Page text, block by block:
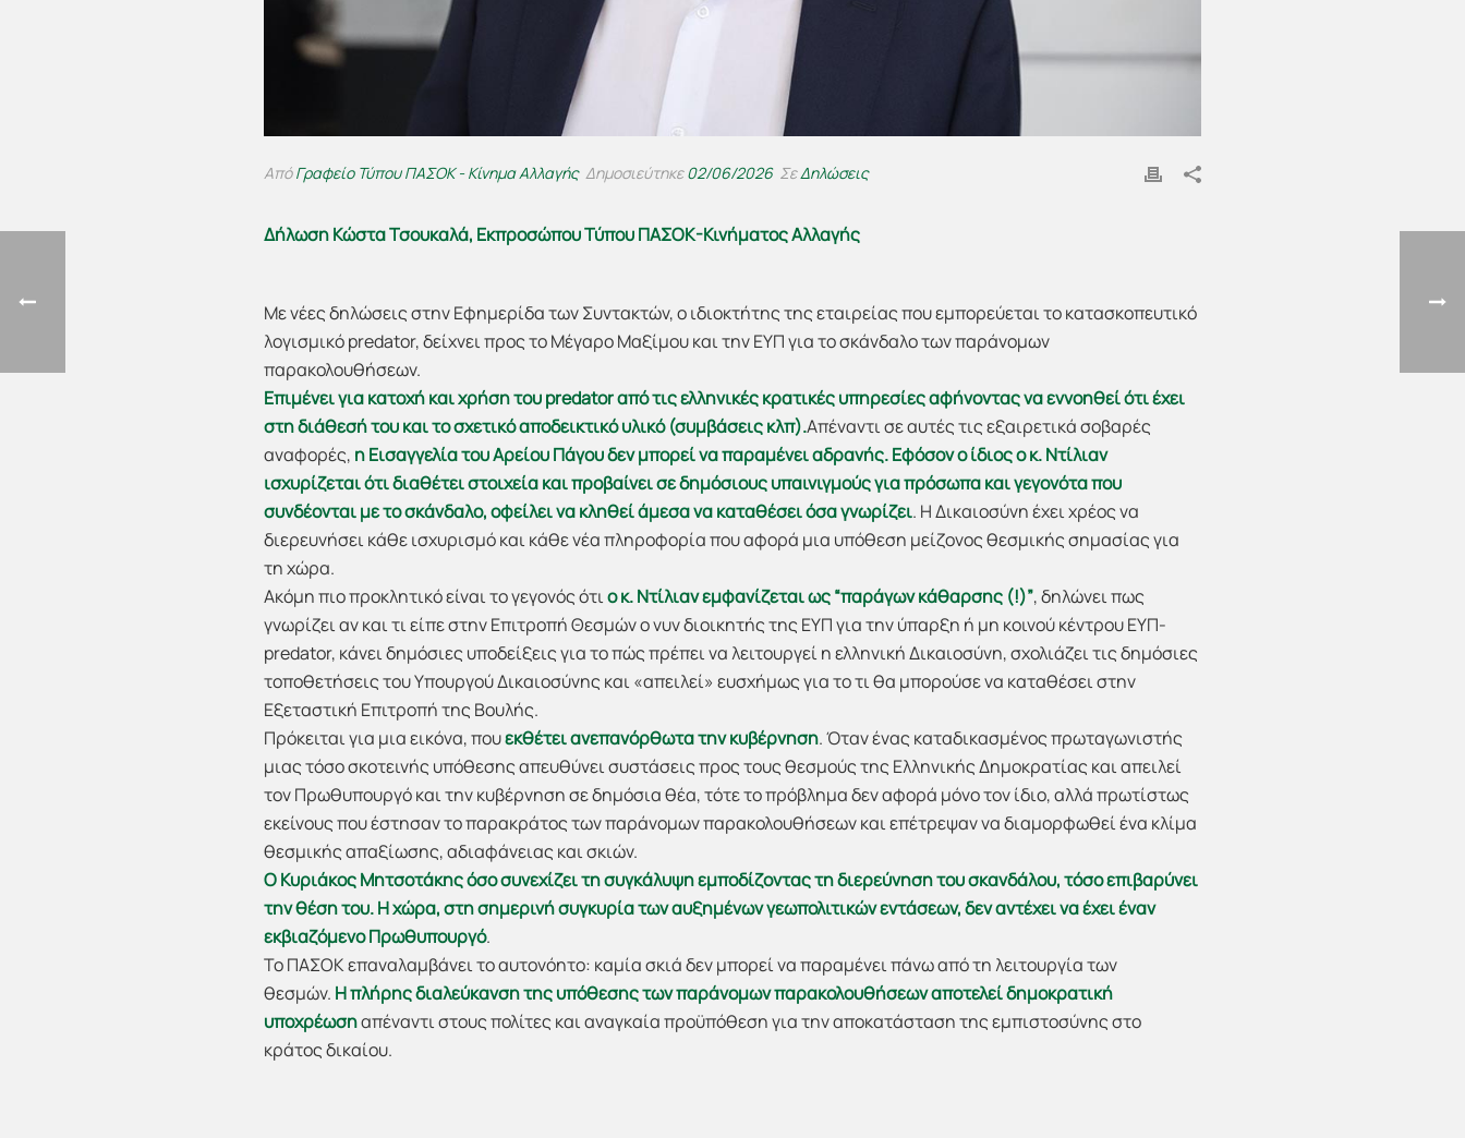
ΑπόΓραφείο Τύπου ΠΑΣΟΚ - Κίνημα Αλλαγής Δημοσιεύτηκε02/06/2026 ΣεΔηλώσεις
Δήλωση Κώστα Τσουκαλά, Εκπροσώπου Τύπου ΠΑΣΟΚ-Κινήματος Αλλαγής
Με νέες δηλώσεις στην Εφημερίδα των Συντακτών, ο ιδιοκτήτης της εταιρείας που εμπορεύεται το κατασκοπευτικό
λογισμικό predator, δείχνει προς το Μέγαρο Μαξίμου και την ΕΥΠ για το σκάνδαλο των παράνομων
παρακολουθήσεων.
Επιμένει για κατοχή και χρήση του predator από τις ελληνικές κρατικές υπηρεσίες αφήνοντας να εννοηθεί ότι έχει
στη διάθεσή του και το σχετικό αποδεικτικό υλικό (συμβάσεις κλπ).Απέναντι σε αυτές τις εξαιρετικά σοβαρές
αναφορές, η Εισαγγελία του Αρείου Πάγου δεν μπορεί να παραμένει αδρανής. Εφόσον ο ίδιος ο κ. Ντίλιαν
ισχυρίζεται ότι διαθέτει στοιχεία και προβαίνει σε δημόσιους υπαινιγμούς για πρόσωπα και γεγονότα που
συνδέονται με το σκάνδαλο, οφείλει να κληθεί άμεσα να καταθέσει όσα γνωρίζει. Η Δικαιοσύνη έχει χρέος να
διερευνήσει κάθε ισχυρισμό και κάθε νέα πληροφορία που αφορά μια υπόθεση μείζονος θεσμικής σημασίας για
τη χώρα.
Ακόμη πιο προκλητικό είναι το γεγονός ότιο κ. Ντίλιαν εμφανίζεται ως “παράγων κάθαρσης (!)”, δηλώνει πως
γνωρίζει αν και τι είπε στην Επιτροπή Θεσμών ο νυν διοικητής της ΕΥΠ για την ύπαρξη ή μη κοινού κέντρου ΕΥΠ-
predator, κάνει δημόσιες υποδείξεις για το πώς πρέπει να λειτουργεί η ελληνική Δικαιοσύνη, σχολιάζει τις δημόσιες
τοποθετήσεις του Υπουργού Δικαιοσύνης και «απειλεί» ευσχήμως για το τι θα μπορούσε να καταθέσει στην
Εξεταστική Επιτροπή της Βουλής.
Πρόκειται για μια εικόνα, πουεκθέτει ανεπανόρθωτα την κυβέρνηση. Όταν ένας καταδικασμένος πρωταγωνιστής
μιας τόσο σκοτεινής υπόθεσης απευθύνει συστάσεις προς τους θεσμούς της Ελληνικής Δημοκρατίας και απειλεί
τον Πρωθυπουργό και την κυβέρνηση σε δημόσια θέα, τότε το πρόβλημα δεν αφορά μόνο τον ίδιο, αλλά πρωτίστως
εκείνους που έστησαν το παρακράτος των παράνομων παρακολουθήσεων και επέτρεψαν να διαμορφωθεί ένα κλίμα
θεσμικής απαξίωσης, αδιαφάνειας και σκιών.
Ο Κυριάκος Μητσοτάκης όσο συνεχίζει τη συγκάλυψη εμποδίζοντας τη διερεύνηση του σκανδάλου, τόσο επιβαρύνει
την θέση του. Η χώρα, στη σημερινή συγκυρία των αυξημένων γεωπολιτικών εντάσεων, δεν αντέχει να έχει έναν
εκβιαζόμενο Πρωθυπουργό.
Το ΠΑΣΟΚ επαναλαμβάνει το αυτονόητο: καμία σκιά δεν μπορεί να παραμένει πάνω από τη λειτουργία των
θεσμών. Η πλήρης διαλεύκανση της υπόθεσης των παράνομων παρακολουθήσεων αποτελεί δημοκρατική
υποχρέωσηαπέναντι στους πολίτες και αναγκαία προϋπόθεση για την αποκατάσταση της εμπιστοσύνης στο
κράτος δικαίου.